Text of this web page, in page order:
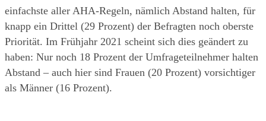
einfachste aller AHA-Regeln, nämlich Abstand halten, für
knapp ein Drittel (29 Prozent) der Befragten noch oberste
Priorität. Im Frühjahr 2021 scheint sich dies geändert zu
haben: Nur noch 18 Prozent der Umfrageteilnehmer halten
Abstand – auch hier sind Frauen (20 Prozent) vorsichtiger
als Männer (16 Prozent).